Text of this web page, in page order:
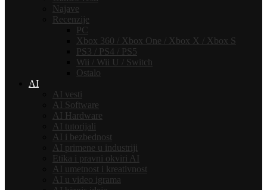
Najave
Recenzije
PC
Xbox 360 / Xbox One / Xbox X / Xbox S
PS3 / PS4 / PS5
Wii / Wii U / Switch
Ostalo
AI
AI vesti
AI Software
AI Hardware
AI tutorijali
AI i bezbednost
AI primene u industriji
Etika i pravni okviri AI
AI umetnost i kreativnost
AI u video igrama